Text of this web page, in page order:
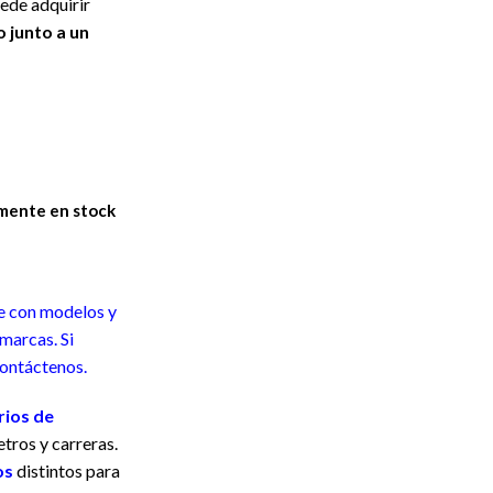
junto a un
en stock
con modelos y
Si
de
y carreras.
distintos para